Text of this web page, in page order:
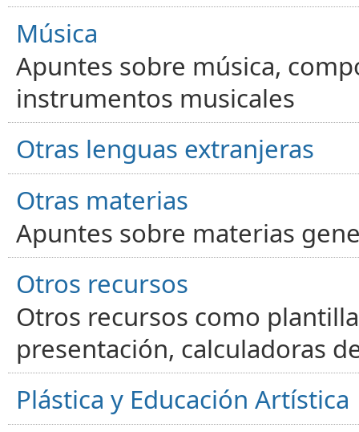
Música
Apuntes sobre música,
instrumentos musicales
Otras lenguas extranjeras
Otras materias
Apuntes sobre materias
Otros recursos
Otros recursos como
presentación, calculadoras
Plástica y Educación Artística